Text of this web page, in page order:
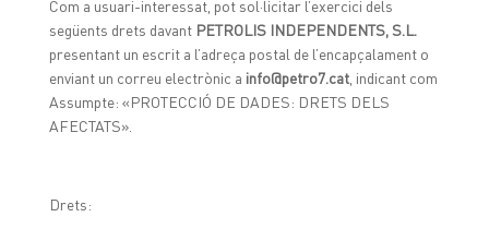
Com a usuari-interessat, pot sol·licitar l’exercici dels
següents drets davant PETROLIS INDEPENDENTS, S.L.
presentant un escrit a l’adreça postal de l’encapçalament o
enviant un correu electrònic a info@petro7.cat, indicant com
Assumpte: «PROTECCIÓ DE DADES: DRETS DELS
AFECTATS».
Drets: